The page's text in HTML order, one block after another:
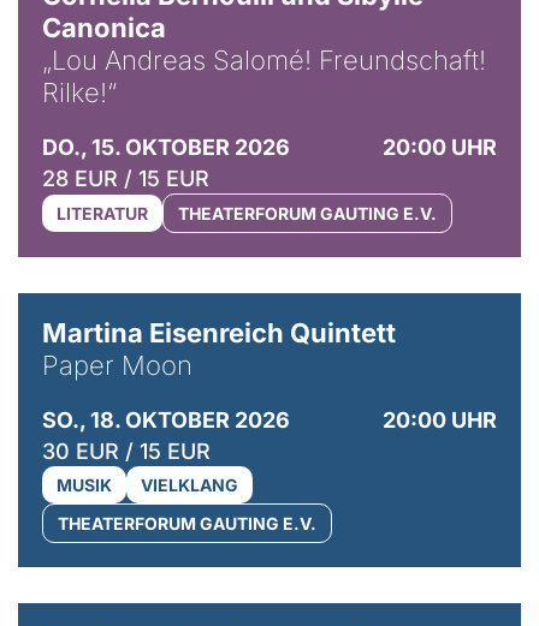
Canonica
„Lou Andreas Salomé! Freundschaft!
Rilke!“
DO., 15. OKTOBER 2026
20:00 UHR
28 EUR / 15 EUR
LITERATUR THEATERFORUM GAUTING E.V.
Martina Eisenreich Quintett
Paper Moon
SO., 18. OKTOBER 2026
20:00 UHR
30 EUR / 15 EUR
MUSIK
VIELKLANG
THEATERFORUM GAUTING E.V.